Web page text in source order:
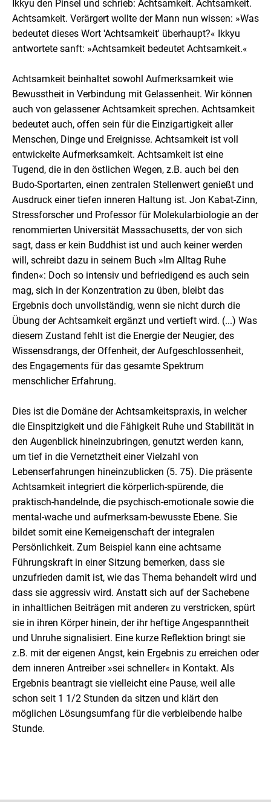
Ikkyu den Pinsel und schrieb: Achtsamkeit. Achtsamkeit.
Achtsamkeit. Verärgert wollte der Mann nun wissen: »Was
bedeutet dieses Wort 'Achtsamkeit' überhaupt?« Ikkyu
antwortete sanft: »Achtsamkeit bedeutet Achtsamkeit.«
Achtsamkeit beinhaltet sowohl Aufmerksamkeit wie
Bewusstheit in Verbindung mit Gelassenheit. Wir können
auch von gelassener Achtsamkeit sprechen. Achtsamkeit
bedeutet auch, offen sein für die Einzigartigkeit aller
Menschen, Dinge und Ereignisse. Achtsamkeit ist voll
entwickelte Aufmerksamkeit. Achtsamkeit ist eine
Tugend, die in den östlichen Wegen, z.B. auch bei den
Budo-Sportarten, einen zentralen Stellenwert genießt und
Ausdruck einer tiefen inneren Haltung ist. Jon Kabat-Zinn,
Stressforscher und Professor für Molekularbiologie an der
renommierten Universität Massachusetts, der von sich
sagt, dass er kein Buddhist ist und auch keiner werden
will, schreibt dazu in seinem Buch »Im Alltag Ruhe
finden«: Doch so intensiv und befriedigend es auch sein
mag, sich in der Konzentration zu üben, bleibt das
Ergebnis doch unvollständig, wenn sie nicht durch die
Übung der Achtsamkeit ergänzt und vertieft wird. (...) Was
diesem Zustand fehlt ist die Energie der Neugier, des
Wissensdrangs, der Offenheit, der Aufgeschlossenheit,
des Engagements für das gesamte Spektrum
menschlicher Erfahrung.
Dies ist die Domäne der Achtsamkeitspraxis, in welcher
die Einspitzigkeit und die Fähigkeit Ruhe und Stabilität in
den Augenblick hineinzubringen, genutzt werden kann,
um tief in die Vernetztheit einer Vielzahl von
Lebenserfahrungen hineinzublicken (5. 75). Die präsente
Achtsamkeit integriert die körperlich-spürende, die
praktisch-handelnde, die psychisch-emotionale sowie die
mental-wache und aufmerksam-bewusste Ebene. Sie
bildet somit eine Kerneigenschaft der integralen
Persönlichkeit. Zum Beispiel kann eine achtsame
Führungskraft in einer Sitzung bemerken, dass sie
unzufrieden damit ist, wie das Thema behandelt wird und
dass sie aggressiv wird. Anstatt sich auf der Sachebene
in inhaltlichen Beiträgen mit anderen zu verstricken, spürt
sie in ihren Körper hinein, der ihr heftige Angespanntheit
und Unruhe signalisiert. Eine kurze Reflektion bringt sie
z.B. mit der eigenen Angst, kein Ergebnis zu erreichen oder
dem inneren Antreiber »sei schneller« in Kontakt. Als
Ergebnis beantragt sie vielleicht eine Pause, weil alle
schon seit 1 1/2 Stunden da sitzen und klärt den
möglichen Lösungsumfang für die verbleibende halbe
Stunde.